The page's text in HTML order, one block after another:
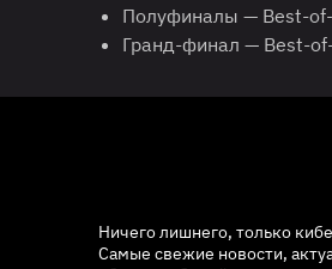
Полуфиналы — Best-
Гранд-финал — Best-
Ничего лишнего, только
Самые свежие новости,